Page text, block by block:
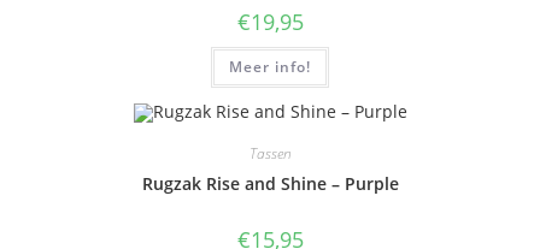
€19,95
Meer info!
Tassen
Rugzak Rise and Shine – Purple
€15,95